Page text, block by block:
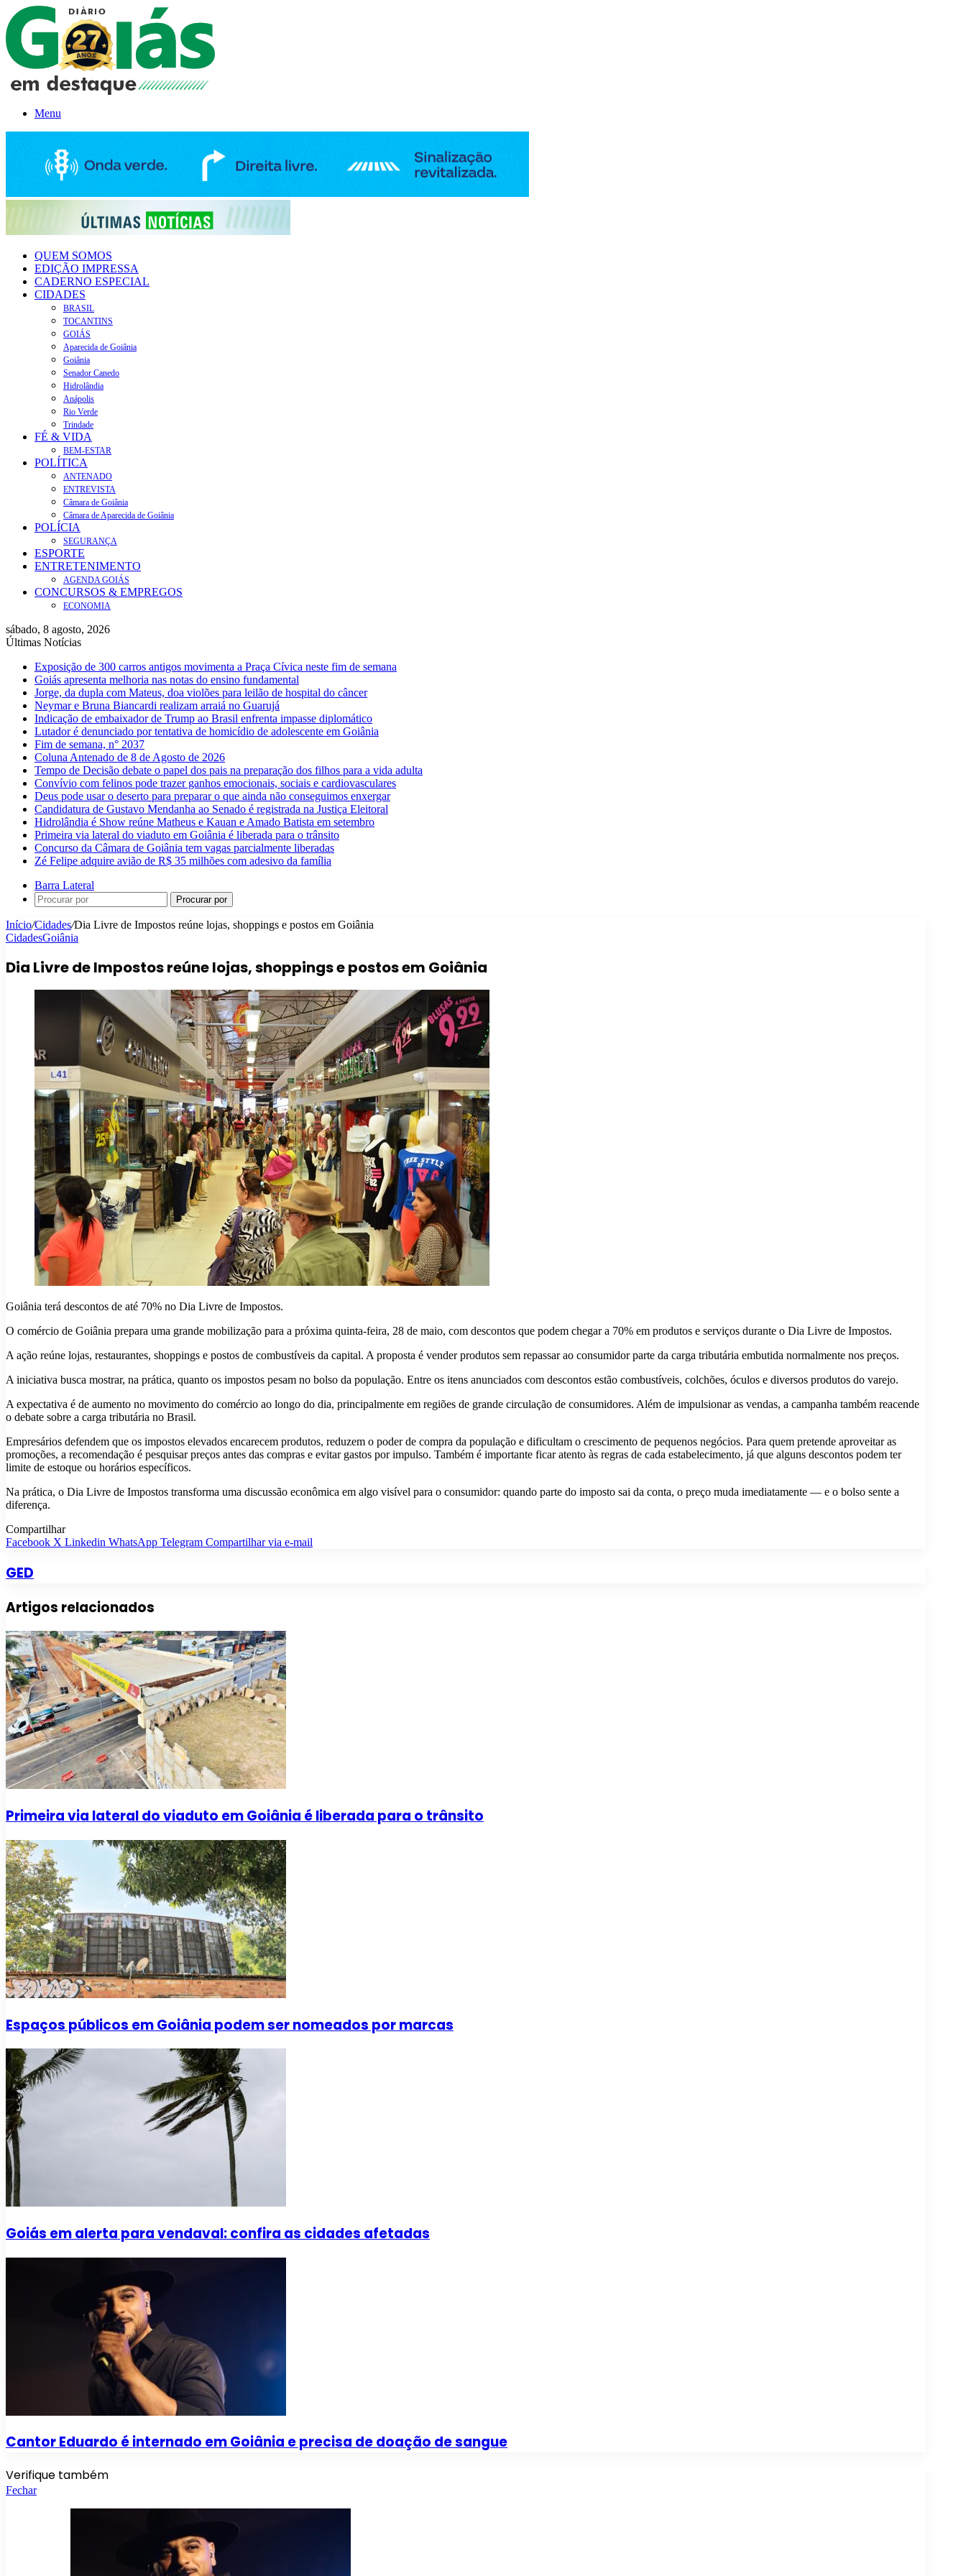
Menu
QUEM SOMOS
EDIÇÃO IMPRESSA
CADERNO ESPECIAL
CIDADES
BRASIL
TOCANTINS
GOIÁS
Aparecida de Goiânia
Goiânia
Senador Canedo
Hidrolândia
Anápolis
Rio Verde
Trindade
FÉ & VIDA
BEM-ESTAR
POLÍTICA
ANTENADO
ENTREVISTA
Câmara de Goiânia
Câmara de Aparecida de Goiânia
POLÍCIA
SEGURANÇA
ESPORTE
ENTRETENIMENTO
AGENDA GOIÁS
CONCURSOS & EMPREGOS
ECONOMIA
sábado, 8 agosto, 2026
Últimas Notícias
Exposição de 300 carros antigos movimenta a Praça Cívica neste fim de semana
Goiás apresenta melhoria nas notas do ensino fundamental
Jorge, da dupla com Mateus, doa violões para leilão de hospital do câncer
Neymar e Bruna Biancardi realizam arraiá no Guarujá
Indicação de embaixador de Trump ao Brasil enfrenta impasse diplomático
Lutador é denunciado por tentativa de homicídio de adolescente em Goiânia
Fim de semana, n° 2037
Coluna Antenado de 8 de Agosto de 2026
Tempo de Decisão debate o papel dos pais na preparação dos filhos para a vida adulta
Convívio com felinos pode trazer ganhos emocionais, sociais e cardiovasculares
Deus pode usar o deserto para preparar o que ainda não conseguimos enxergar
Candidatura de Gustavo Mendanha ao Senado é registrada na Justiça Eleitoral
Hidrolândia é Show reúne Matheus e Kauan e Amado Batista em setembro
Primeira via lateral do viaduto em Goiânia é liberada para o trânsito
Concurso da Câmara de Goiânia tem vagas parcialmente liberadas
Zé Felipe adquire avião de R$ 35 milhões com adesivo da família
Barra Lateral
Procurar por
Início/Cidades/Dia Livre de Impostos reúne lojas, shoppings e postos em Goiânia
CidadesGoiânia
Dia Livre de Impostos reúne lojas, shoppings e postos em Goiânia
Goiânia terá descontos de até 70% no Dia Livre de Impostos.
O comércio de Goiânia prepara uma grande mobilização para a próxima quinta-feira, 28 de maio, com descontos que podem chegar a 70% em produtos e serviços durante o Dia Livre de Impostos.
A ação reúne lojas, restaurantes, shoppings e postos de combustíveis da capital. A proposta é vender produtos sem repassar ao consumidor parte da carga tributária embutida normalmente nos preços.
A iniciativa busca mostrar, na prática, quanto os impostos pesam no bolso da população. Entre os itens anunciados com descontos estão combustíveis, colchões, óculos e diversos produtos do varejo.
A expectativa é de aumento no movimento do comércio ao longo do dia, principalmente em regiões de grande circulação de consumidores. Além de impulsionar as vendas, a campanha também reacende
o debate sobre a carga tributária no Brasil.
Empresários defendem que os impostos elevados encarecem produtos, reduzem o poder de compra da população e dificultam o crescimento de pequenos negócios. Para quem pretende aproveitar as
promoções, a recomendação é pesquisar preços antes das compras e evitar gastos por impulso. Também é importante ficar atento às regras de cada estabelecimento, já que alguns descontos podem ter
limite de estoque ou horários específicos.
Na prática, o Dia Livre de Impostos transforma uma discussão econômica em algo visível para o consumidor: quando parte do imposto sai da conta, o preço muda imediatamente — e o bolso sente a
diferença.
Compartilhar
Facebook X Linkedin WhatsApp Telegram Compartilhar via e-mail
GED
Artigos relacionados
Primeira via lateral do viaduto em Goiânia é liberada para o trânsito
Espaços públicos em Goiânia podem ser nomeados por marcas
Goiás em alerta para vendaval: confira as cidades afetadas
Cantor Eduardo é internado em Goiânia e precisa de doação de sangue
Verifique também
Fechar